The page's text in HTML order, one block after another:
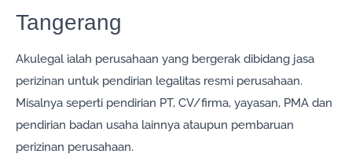
Tangerang
Akulegal ialah perusahaan yang bergerak dibidang jasa
perizinan untuk pendirian legalitas resmi perusahaan.
Misalnya seperti pendirian PT, CV/firma, yayasan, PMA dan
pendirian badan usaha lainnya ataupun pembaruan
perizinan perusahaan.